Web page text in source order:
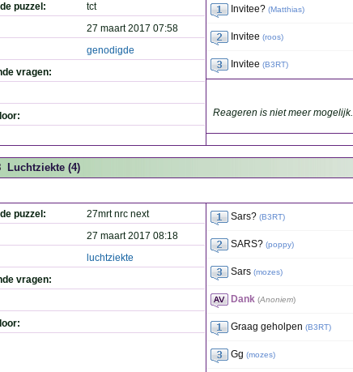
puzzel:
tct
27 maart 2017 07:58
genodigde
vragen:
Invitee? (Matthias)
Invitee (roos)
Invitee (B3RT)
Reageren is niet meer mogelijk.
Luchtziekte (4)
puzzel:
27mrt nrc next
27 maart 2017 08:18
luchtziekte
vragen:
Sars? (B3RT)
SARS? (poppy)
Sars (mozes)
Dank (Anoniem)
Graag geholpen (B3RT)
Gg (mozes)